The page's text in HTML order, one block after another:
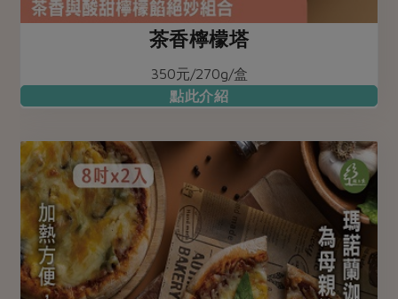
茶香檸檬塔
350元/270g/盒
點此介紹